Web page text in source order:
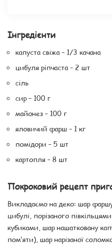
Інгредієнти
капуста свіжа – 1/3 качана
цибуля ріпчаста – 2 шт
сіль
сир – 100 г
майонез – 100 г
яловичий фарш – 1 кг
помідори – 5 шт
картопля – 8 шт
Покроковий рецепт
Викладаємо на деко: шар
цибулі, порізаного
кубиками, шар нашатковану
пом’яти), шар нарізаної